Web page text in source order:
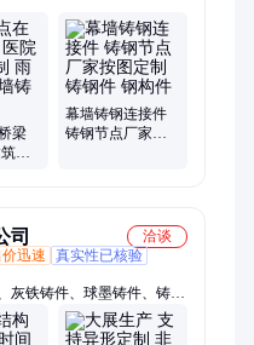
梁
中
幕墙铸钢连接件
铸钢节点厂家按
司
洽谈
迅速
真实性已核验
灰铁铸件、球墨铸件、铸铝
模铸钢件、铸铝锅、球墨铸